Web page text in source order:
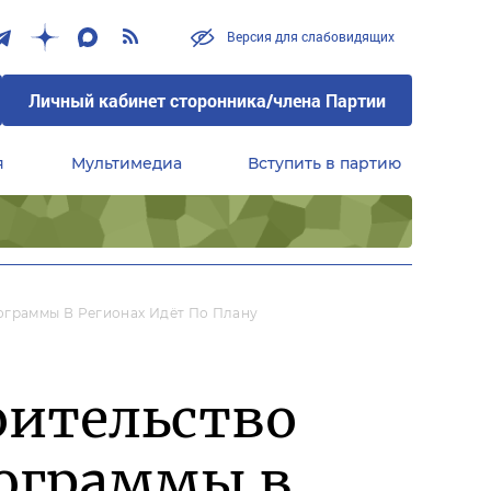
Версия для слабовидящих
Личный кабинет сторонника/члена Партии
Мультимедиа Вступить в партию
В Регионах Идёт По Плану